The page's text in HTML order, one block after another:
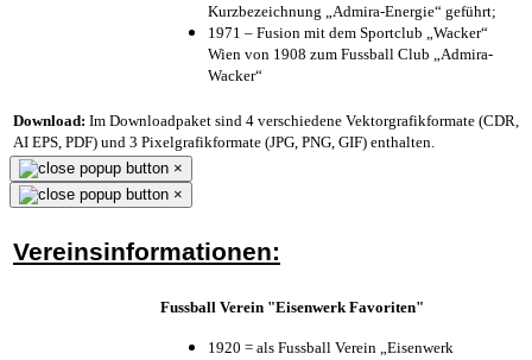
Kurzbezeichnung „Admira-Energie“ geführt;
1971 – Fusion mit dem Sportclub „Wacker“
Wien von 1908 zum Fussball Club „Admira-
Wacker“
Download: Im Downloadpaket sind 4 verschiedene Vektorgrafikformate (CDR,
AI EPS, PDF) und 3 Pixelgrafikformate (JPG, PNG, GIF) enthalten.
×
×
Vereinsinformationen:
Fussball Verein "Eisenwerk Favoriten"
1920 = als Fussball Verein „Eisenwerk